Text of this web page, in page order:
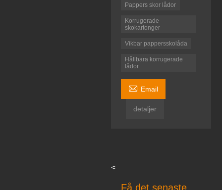
Pappers skor lådor
Korrugerade
skokartonger
Vikbar pappersskolåda
Hållbara korrugerade
lådor
 Email
detaljer
<
Få det senaste